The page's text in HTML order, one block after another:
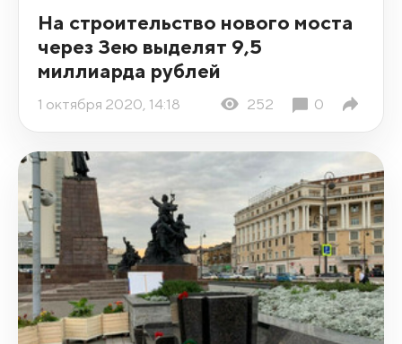
На строительство нового моста
через Зею выделят 9,5
миллиарда рублей
1 октября 2020, 14:18 252 0